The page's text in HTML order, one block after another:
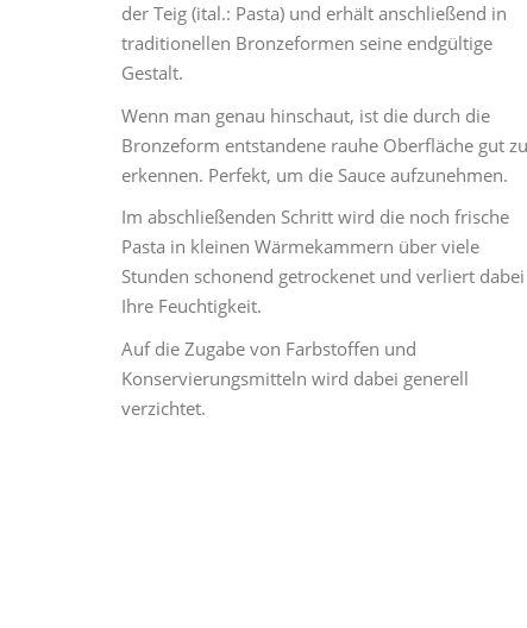
der Teig (ital.: Pasta) und erhält anschließend in
traditionellen Bronzeformen seine endgültige
Gestalt.
Wenn man genau hinschaut, ist die durch die
Bronzeform entstandene rauhe Oberfläche gut zu
erkennen. Perfekt, um die Sauce aufzunehmen.
Im abschließenden Schritt wird die noch frische
Pasta in kleinen Wärmekammern über viele
Stunden schonend getrockenet und verliert dabei
Ihre Feuchtigkeit.
Auf die Zugabe von Farbstoffen und
Konservierungsmitteln wird dabei generell
verzichtet.